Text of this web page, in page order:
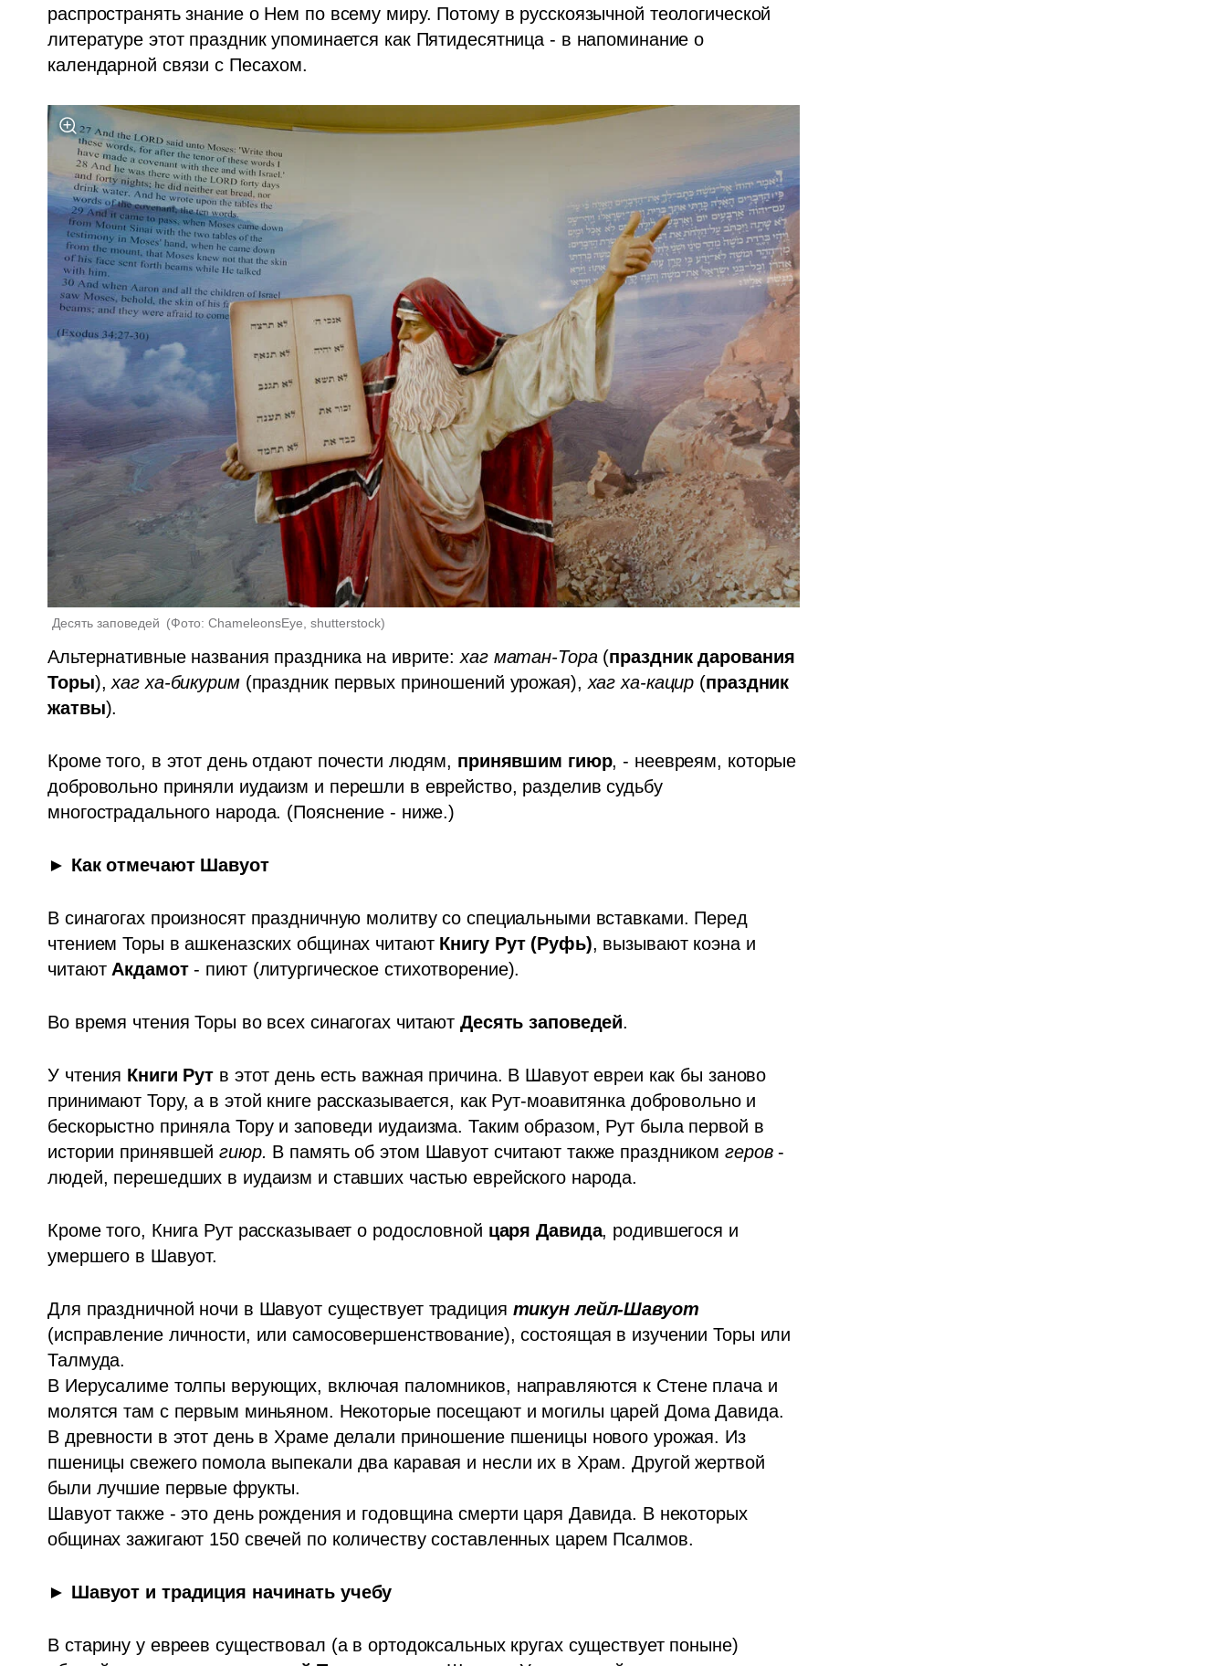
распространять знание о Нем по всему миру. Потому в русскоязычной теологической
литературе этот праздник упоминается как Пятидесятница - в напоминание о
календарной связи с Песахом.
Десять заповедей (Фото: ChameleonsEye, shutterstock)
Альтернативные названия праздника на иврите: хаг матан-Тора (праздник дарования
Торы), хаг ха-бикурим (праздник первых приношений урожая), хаг ха-кацир (праздник
жатвы).
Кроме того, в этот день отдают почести людям, принявшим гиюр, - неевреям, которые
добровольно приняли иудаизм и перешли в еврейство, разделив судьбу
многострадального народа. (Пояснение - ниже.)
► Как отмечают Шавуот
В синагогах произносят праздничную молитву со специальными вставками. Перед
чтением Торы в ашкеназских общинах читают Книгу Рут (Руфь), вызывают коэна и
читают Акдамот - пиют (литургическое стихотворение).
Во время чтения Торы во всех синагогах читают Десять заповедей.
У чтения Книги Рут в этот день есть важная причина. В Шавуот евреи как бы заново
принимают Тору, а в этой книге рассказывается, как Рут-моавитянка добровольно и
бескорыстно приняла Тору и заповеди иудаизма. Таким образом, Рут была первой в
истории принявшей гиюр. В память об этом Шавуот считают также праздником геров -
людей, перешедших в иудаизм и ставших частью еврейского народа.
Кроме того, Книга Рут рассказывает о родословной царя Давида, родившегося и
умершего в Шавуот.
Для праздничной ночи в Шавуот существует традиция тикун лейл-Шавуот
(исправление личности, или самосовершенствование), состоящая в изучении Торы или
Талмуда.
В Иерусалиме толпы верующих, включая паломников, направляются к Стене плача и
молятся там с первым миньяном. Некоторые посещают и могилы царей Дома Давида.
В древности в этот день в Храме делали приношение пшеницы нового урожая. Из
пшеницы свежего помола выпекали два каравая и несли их в Храм. Другой жертвой
были лучшие первые фрукты.
Шавуот также - это день рождения и годовщина смерти царя Давида. В некоторых
общинах зажигают 150 свечей по количеству составленных царем Псалмов.
► Шавуот и традиция начинать учебу
В старину у евреев существовал (а в ортодоксальных кругах существует поныне)